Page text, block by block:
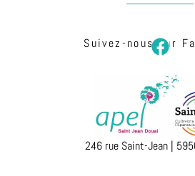
Suivez-nous sur
F
a
c
o
246 rue Saint-Jean |